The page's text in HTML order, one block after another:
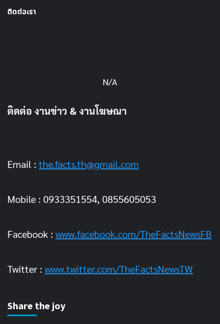
ติดต่อเรา
N/A
ติดต่อ งานข่าว & งานโฆษณา
Email : the.facts.th@gmail.com
Mobile : 0933351554, 0855605053
Facebook : www.facebook.com/TheFactsNewsFB
Twitter : www.twitter.com/TheFactsNewsTW
Share the joy